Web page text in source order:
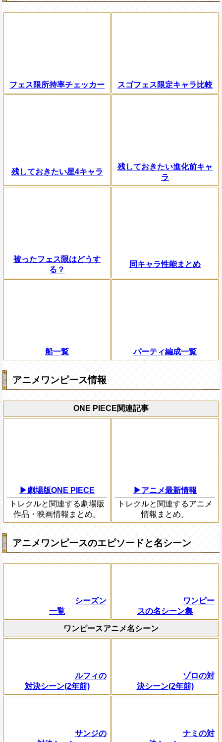
フェス限所持率チェッカー スゴフェス限定キャラ比較
残しておきたい星4キャラ
残しておきたい進化前キャ
ラ
被ったフェス限はどうす
る？
同キャラ性能まとめ
船一覧 パーティ編成一覧
アニメワンピース情報
ONE PIECE関連記事
▶劇場版ONE PIECE
トレクルと関連する劇場版
作品・映画情報まとめ。
▶アニメ最新情報
トレクルと関連するアニメ
情報まとめ。
アニメワンピースのエピソードと名シーン
シーズン
一覧
ワンピー
スの名シーン集
ワンピースアニメ名シーン
ルフィの
対決シーン(2年前)
ゾロの対
決シーン(2年前)
サンジの
ナミの対